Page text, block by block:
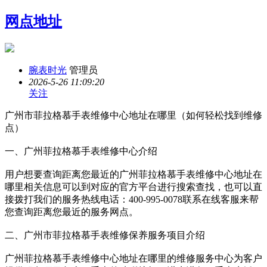
网点地址
腕表时光 管理员
2026-5-26 11:09:20
关注
广州市菲拉格慕手表维修中心地址在哪里（如何轻松找到维修
点）
一、广州菲拉格慕手表维修中心介绍
用户想要查询距离您最近的广州菲拉格慕手表维修中心地址在
哪里相关信息可以到对应的官方平台进行搜索查找，也可以直
接拨打我们的服务热线电话：400-995-0078联系在线客服来帮
您查询距离您最近的服务网点。
二、广州市菲拉格慕手表维修保养服务项目介绍
广州菲拉格慕手表维修中心地址在哪里的维修服务中心为客户